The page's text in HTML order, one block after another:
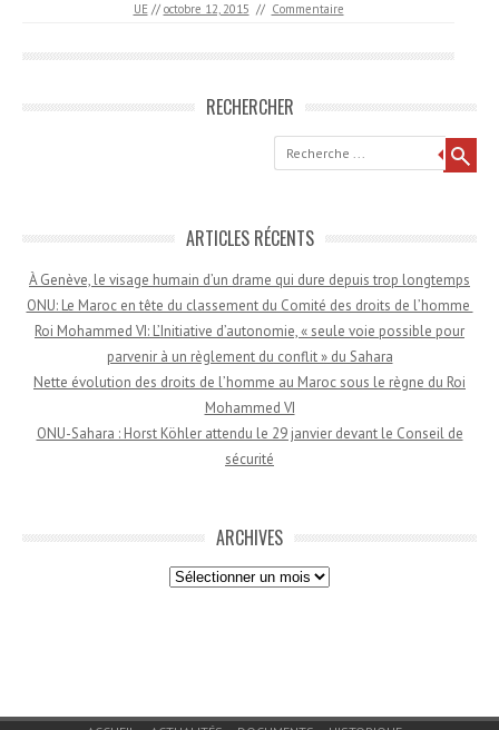
UE // octobre 12, 2015 // Commentaire
RECHERCHER
Recherche
ARTICLES RÉCENTS
À Genève, le visage humain d’un drame qui dure depuis trop longtemps
ONU: Le Maroc en tête du classement du Comité des droits de l’homme
Roi Mohammed VI: L’Initiative d’autonomie, « seule voie possible pour
parvenir à un règlement du conflit » du Sahara
Nette évolution des droits de l’homme au Maroc sous le règne du Roi
Mohammed VI
ONU-Sahara : Horst Köhler attendu le 29 janvier devant le Conseil de
sécurité
ARCHIVES
Archives